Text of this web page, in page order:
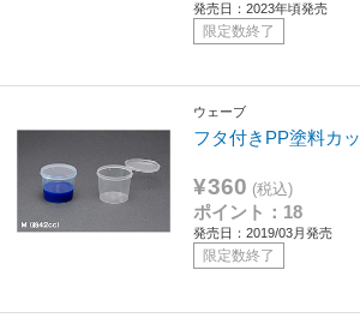
発売日：2023年頃発売
限定数終了
ウェーブ
フタ付きPP塗料カ
¥360 (税込)
ポイント：18
発売日：2019/03月発売
限定数終了